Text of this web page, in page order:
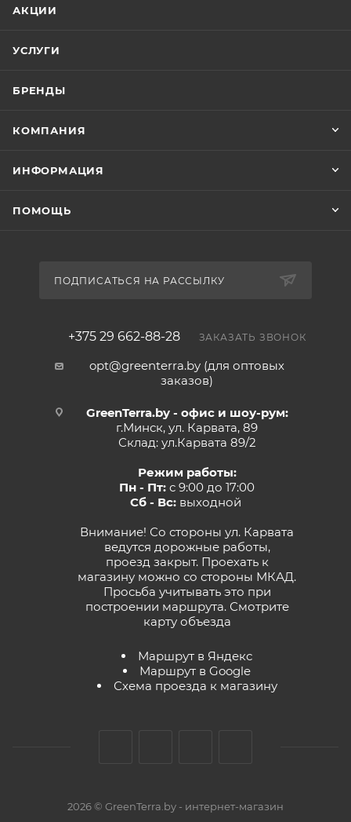
АКЦИИ
УСЛУГИ
БРЕНДЫ
КОМПАНИЯ
ИНФОРМАЦИЯ
ПОМОЩЬ
ПОДПИСАТЬСЯ НА РАССЫЛКУ
+375 29 662-88-28 ЗАКАЗАТЬ ЗВОНОК
opt@greenterra.by (для оптовых
заказов)
GreenTerra.by - офис и шоу-рум:
г.Минск, ул. Карвата, 89
Склад: ул.Карвата 89/2
Режим работы:
Пн - Пт: с 9:00 до 17:00
Сб - Вс:выходной
Внимание! Со стороны ул. Карвата
ведутся дорожные работы,
проезд закрыт. Проехать к
магазину можно со стороны МКАД.
Просьба учитывать это при
построении маршрута. Смотрите
карту объезда
Маршрут в Яндекс
Маршрут в Google
Схема проезда к магазину
2026 © GreenTerra.by - интернет-магазин